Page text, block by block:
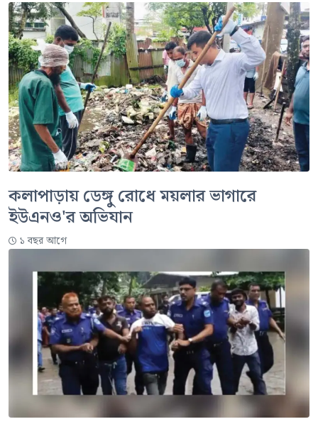
কলাপাড়ায় ডেঙ্গু রোধে ময়লার ভাগারে
ইউএনও'র অভিযান
১ বছর আগে